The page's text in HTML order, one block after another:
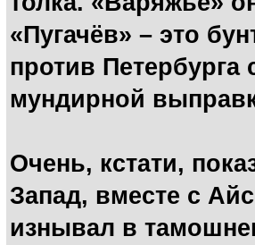
«Пугачёв» – это
против Петербурга
мундирной
Очень, кстати,
Запад, вместе с
изнывал в